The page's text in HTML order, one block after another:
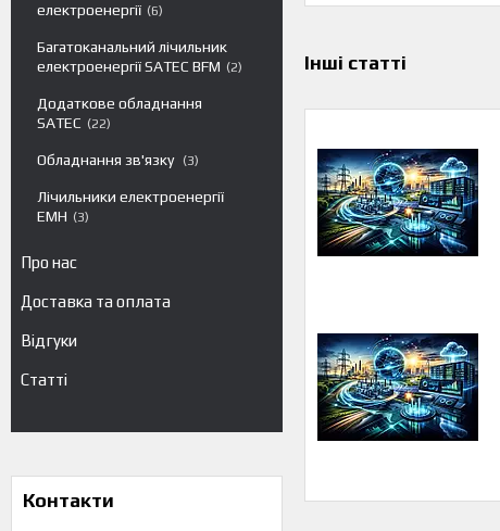
електроенергії
6
Багатоканальний лічильник
електроенергії SATEC BFM
2
Додаткове обладнання
SATEC
22
Обладнання зв'язку 3
Лічильники електроенергії
EMH
3
Про нас
Доставка та оплата
Відгуки
Статті
Контакти
Інші статті